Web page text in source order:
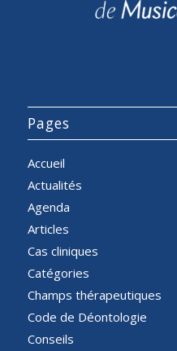
Pages
Accueil
Actualités
Agenda
Articles
Cas cliniques
Catégories
Champs thérapeutiques
Code de Déontologie
Conseils